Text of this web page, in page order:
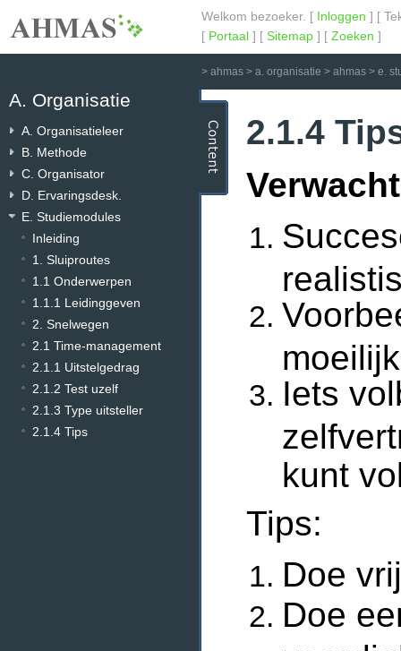
Welkom bezoeker. [ Inloggen ] [
[ Portaal ] [ Sitemap ] [ Zoeken ]
> ahmas > a. organisatie > ahmas > e.
A. Organisatie
A. Organisatieleer
B. Methode
C. Organisator
D. Ervaringsdesk.
E. Studiemodules
Inleiding
1. Sluiproutes
1.1 Onderwerpen
1.1.1 Leidinggeven
2. Snelwegen
2.1 Time-management
2.1.1 Uitstelgedrag
2.1.2 Test uzelf
2.1.3 Type uitsteller
2.1.4 Tips
2.1.4
Iets
kunt
Tips:
Doe
Doe